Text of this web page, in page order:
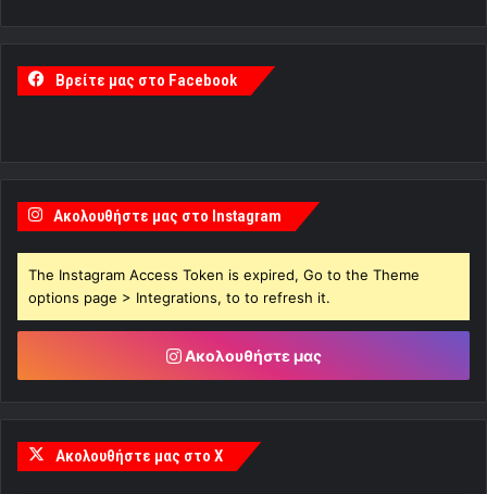
Βρείτε μας στο Facebook
Ακολουθήστε μας στο Instagram
The Instagram Access Token is expired, Go to the Theme
options page > Integrations, to to refresh it.
Ακολουθήστε μας
Ακολουθήστε μας στο X